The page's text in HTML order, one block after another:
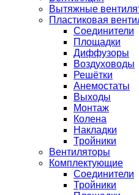
Вытяжные
Пластиковая
Соединители
Площадки
Диффузоры
Воздуховоды
Решётки
Анемостаты
Выходы
Монтаж
Колена
Накладки
Тройники
Вентиляторы
Комплектующие
Соединители
Тройники